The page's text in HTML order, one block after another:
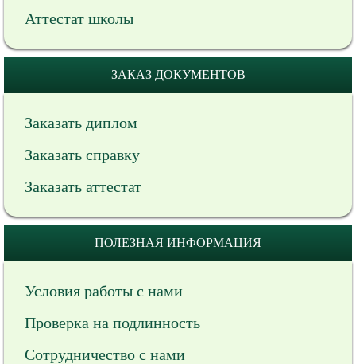
Аттестат школы
ЗАКАЗ ДОКУМЕНТОВ
Заказать диплом
Заказать справку
Заказать аттестат
ПОЛЕЗНАЯ ИНФОРМАЦИЯ
Условия работы с нами
Проверка на подлинность
Сотрудничество с нами